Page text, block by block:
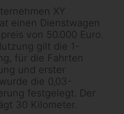
XY
einen Dienstwagen
von 50.000 Euro.
gilt die 1-
für die Fahrten
und erster
die 0,03-
festgelegt. Der
30 Kilometer.